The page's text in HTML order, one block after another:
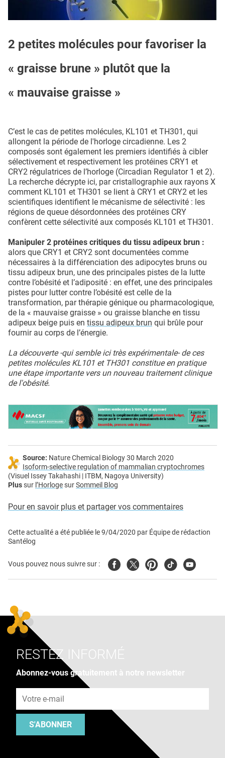
2 petites molécules pour favoriser la
« graisse brune » plutôt que la
« mauvaise graisse »
C’est le cas de petites molécules, KL101 et TH301, qui
allongent la période de l'horloge circadienne. Les 2
composés sont également les premiers identifiés à cibler
sélectivement et respectivement les protéines CRY1 et
CRY2 régulatrices de l’horloge (Circadian Regulator 1 et 2).
La recherche décrypte ici, par cristallographie aux rayons X
comment KL101 et TH301 se lient à CRY1 et CRY2 et les
scientifiques identifient le mécanisme de sélectivité : les
régions de queue désordonnées des protéines CRY
confèrent cette sélectivité aux composés KL101 et TH301.
Manipuler 2 protéines critiques du tissu adipeux brun :
alors que CRY1 et CRY2 sont documentées comme
nécessaires à la différenciation des adipocytes bruns ou
tissu adipeux brun, une des principales pistes de la lutte
contre l’obésité et l’adiposité : en effet, une des principales
pistes pour lutter contre l’obésité est celle de la
transformation, par thérapie génique ou pharmacologique,
de la « mauvaise graisse » ou graisse blanche en tissu
adipeux beige puis en tissu adipeux brun qui brûle pour
fournir au corps de l’énergie.
La découverte -qui semble ici très expérimentale- de ces
petites molécules KL101 et TH301 constitue en pratique
une étape importante vers un nouveau traitement clinique
de l'obésité.
Source: Nature Chemical Biology 30 March 2020
Isoform-selective regulation of mammalian cryptochromes
(Visuel Issey Takahashi | ITBM, Nagoya University)
Plussur l’HorlogesurSommeil Blog
Pour en savoir plus et partager vos commentaires
Cette actualité a été publiée le9/04/2020 par Équipe de rédaction
Santélog
Vous pouvez nous suivre sur : FacebookTwitterPinterest
TiktokYoutube
RESTEZ INFORMÉ
Abonnez-vous gratuitement à notre newsletter
S'ABONNER